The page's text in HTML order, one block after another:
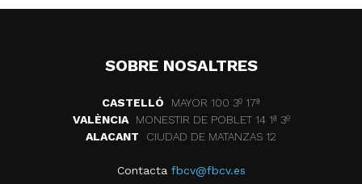
SOBRE NOSALTRES
CASTELLÓ
MAYOR 100 3º 17ª
VALÈNCIA
MONESTIR DE POBLET 14 1ª 3º
ALACANT
CIUDAD DE MATANZAS 12
Contacta fbcv@fbcv.es